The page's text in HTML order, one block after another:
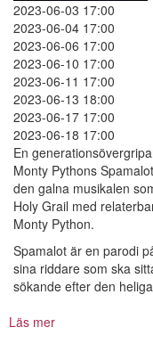
2023-06-03 17:00
2023-06-04 17:00
2023-06-06 17:00
2023-06-10 17:00
2023-06-11 17:00
2023-06-13 18:00
2023-06-17 17:00
2023-06-18 17:00
En
Monty Pythons
den galna musikalen
Holy Grail med
Monty Python.
Spamalot är en parodi
sina riddare som ska
sökande efter den
Läs mer